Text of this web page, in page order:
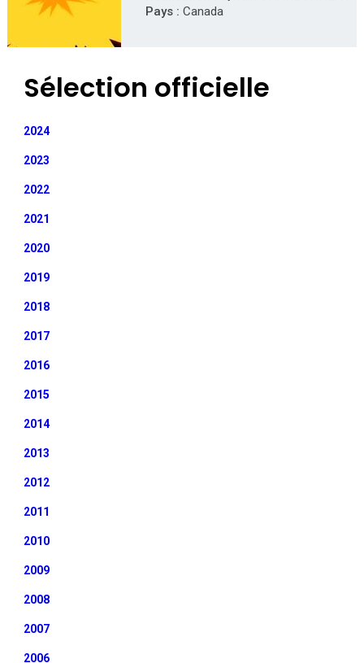
Pays : Canada
Sélection officielle
2024
2023
2022
2021
2020
2019
2018
2017
2016
2015
2014
2013
2012
2011
2010
2009
2008
2007
2006